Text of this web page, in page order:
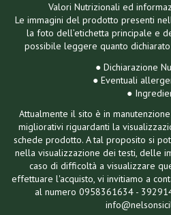
Valori Nutrizionali ed
Le immagini del prodotto presenti
la foto dell’etichetta principale e
possibile leggere quanto
● Dichiarazione
● Eventuali
●
Attualmente il sito è in
migliorativi riguardanti la
schede prodotto. A tal proposito si
nella visualizzazione dei testi, delle
caso di difficoltà a visualizzare
effettuare l'acquisto, vi invitiamo a
al numero 0958361634 -